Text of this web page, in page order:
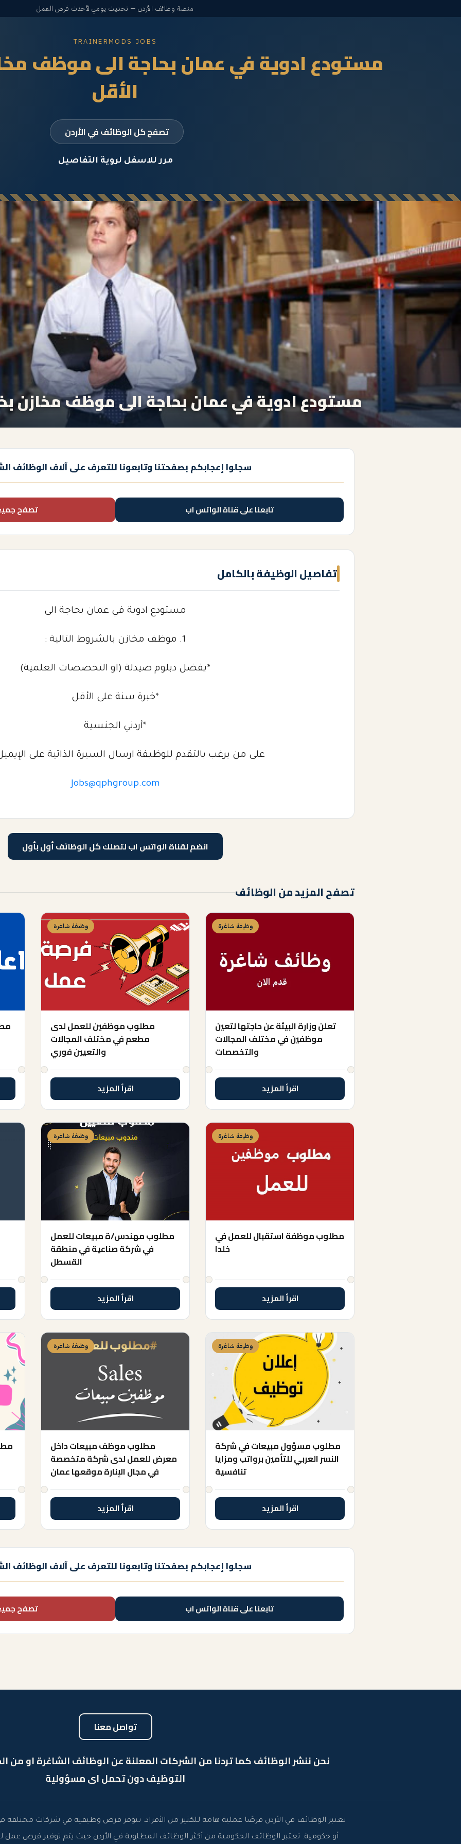
منصة وظائف الأردن — تحديث يومي لأحدث فرص العمل
TRAINERMODS JOBS
مستودع ادوية في عمان بحاجة الى موظف
الأقل
تصفح كل الوظائف في الأردن
مرر للاسفل لروية التفاصيل
مستودع ادوية في عمان بحاجة الى موظف مخازن
سجلوا إعجابكم بصفحتنا وتابعونا للتعرف على آلاف الوظائف
تابعنا على قناة الواتس اب تصفح
تفاصيل الوظيفة بالكامل
مستودع ادوية في عمان بحاجة الى
1. موظف مخازن بالشروط التالية :
*يفضل دبلوم صيدلة (او التخصصات العلمية)
*خبرة سنة على الأقل
*أردني الجنسية
على من يرغب بالتقدم للوظيفة ارسال السيرة الذاتية على
Jobs@qphgroup.com
انضم لقناة الواتس اب لتصلك كل الوظائف أول بأول
تصفح المزيد من الوظائف
وظيفة شاغرة
تعلن وزارة البيئة عن حاجتها لتعين
موظفين في مختلف المجالات
والتخصصات
اقرأ المزيد
وظيفة شاغرة
مطلوب موظفين للعمل لدى
مطعم في مختلف المجالات
والتعيين فوري
اقرأ المزيد
وظيفة شاغرة
مطلوب موظفة استقبال للعمل في
خلدا
اقرأ المزيد
وظيفة شاغرة
مطلوب مهندس/ة مبيعات للعمل
في شركة صناعية في منطقة
القسطل
اقرأ المزيد
وظيفة شاغرة
مطلوب مسؤول مبيعات في شركة
النسر العربي للتأمين برواتب ومزايا
تنافسية
اقرأ المزيد
وظيفة شاغرة
مطلوب موظف مبيعات داخل
معرض للعمل لدى شركة متخصصة
في مجال الإنارة موقعها عمان
اقرأ المزيد
سجلوا إعجابكم بصفحتنا وتابعونا للتعرف على آلاف الوظائف
تابعنا على قناة الواتس اب تصفح
تواصل معنا
نحن ننشر الوظائف كما تردنا من الشركات المعلنة عن الوظائف الشاغرة او من
التوظيف دون تحمل اى مسؤولية
تعتبر الوظائف في الأردن فرصًا عملية هامة للكثير من الأفراد. تتوفر فرص وظيفية في شركات مختلفة
أو حكومية. تعتبر الوظائف الحكومية من أكثر الوظائف المطلوبة في الأردن حيث يتم توفير فرص